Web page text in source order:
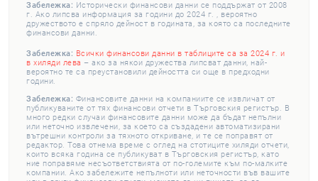
Забележка: Исторически финансови данни се поддържат от 2008
г. Ако липсва информация за години до 2024 г. , вероятно
дружеството е спряло дейност в годината, за която са последните
финансови данни.
Забележка: Всички финансови данни в таблиците са за 2024 г. и
в хиляди лева – ако за някои дружества липсват данни, най-
вероятно те са преустановили дейността си още в предходни
години.
Забележка: Финансовите данни на компаниите се извличат от
публикуваните от тях финансови отчети в Търговския регистър. В
много редки случаи финансовите данни може да бъдат непълни
или неточно извлечени, за което са създадени автоматизирани
вътрешни контроли за тяхното откриване, и те се поправят от
редактор. Това отнема време с оглед на стотиците хиляди отчети,
които всяка година се публикуват в Търговския регистър, като
ние поправяме несъответствията от по-големите към по-малките
компании. Ако забележите непълноти или неточности във вашите